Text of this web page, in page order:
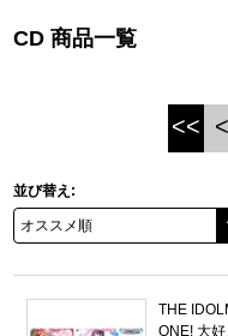
スサノオマジック
ラブライブ！シリーズ
ラブライブ！サンシャイン‼
CD 商品一覧
<< <
並び替え:
THE
ONE! 大